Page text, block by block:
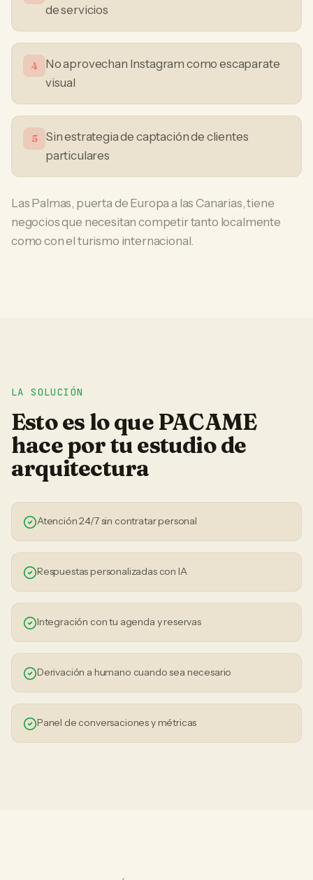
de servicios
4
No aprovechan Instagram como escaparate
visual
5
Sin estrategia de captación de clientes
particulares
Las Palmas, puerta de Europa a las Canarias, tiene
negocios que necesitan competir tanto localmente
como con el turismo internacional.
LA SOLUCIÓN
Esto es lo que PACAME
hace por tuestudio de
arquitectura
Atención 24/7 sin contratar personal
Respuestas personalizadas con IA
Integración con tu agenda y reservas
Derivación a humano cuando sea necesario
Panel de conversaciones y métricas